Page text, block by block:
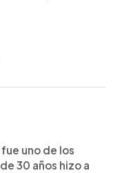
fue uno de los
de 30 años hizo a